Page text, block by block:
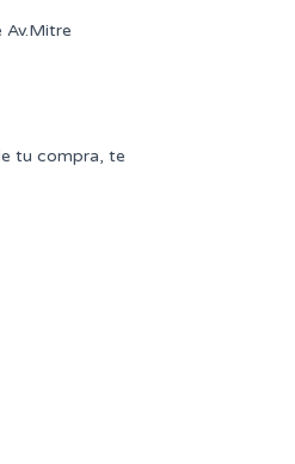
Av.Mitre
tu compra, te